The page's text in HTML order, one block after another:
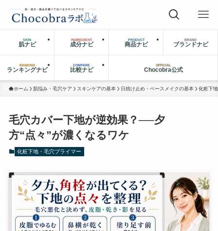
SKIN
肌ナビ
INGREDIENT
成分ナビ
PRODUCT
商品ナビ
BRAND
ブランドナビ
RANKING
ランキングナビ
COMPARE
比較ナビ
OFFICIAL
Chocobra公式
ホーム 肌悩み・毛穴ケア スキンケアの基本 日焼け止め・ベースメイクの基本 化粧下
毛穴カバー下地が逆効果？──夕
方“点々”が濃くなるワケ
化粧下地・毛穴プライマー